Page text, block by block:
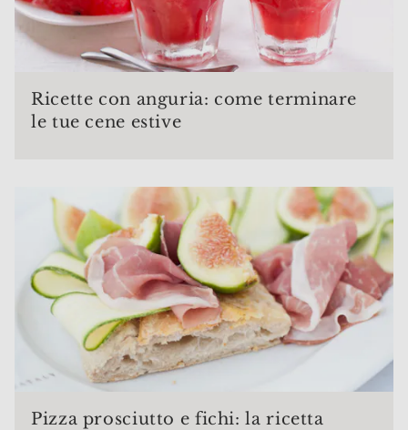
Ricette con anguria: come terminare
le tue cene estive
Pizza prosciutto e fichi: la ricetta